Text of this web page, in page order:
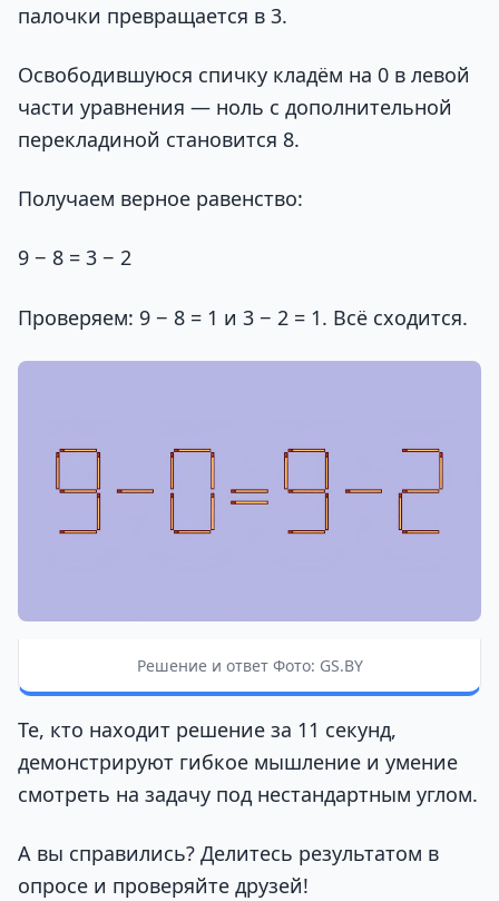
палочки превращается в 3.
Освободившуюся спичку кладём на 0 в левой
части уравнения — ноль с дополнительной
перекладиной становится 8.
Получаем верное равенство:
9 − 8 = 3 − 2
Проверяем: 9 − 8 = 1 и 3 − 2 = 1. Всё сходится.
Решение и ответ Фото: GS.BY
Те, кто находит решение за 11 секунд,
демонстрируют гибкое мышление и умение
смотреть на задачу под нестандартным углом.
А вы справились? Делитесь результатом в
опросе и проверяйте друзей!